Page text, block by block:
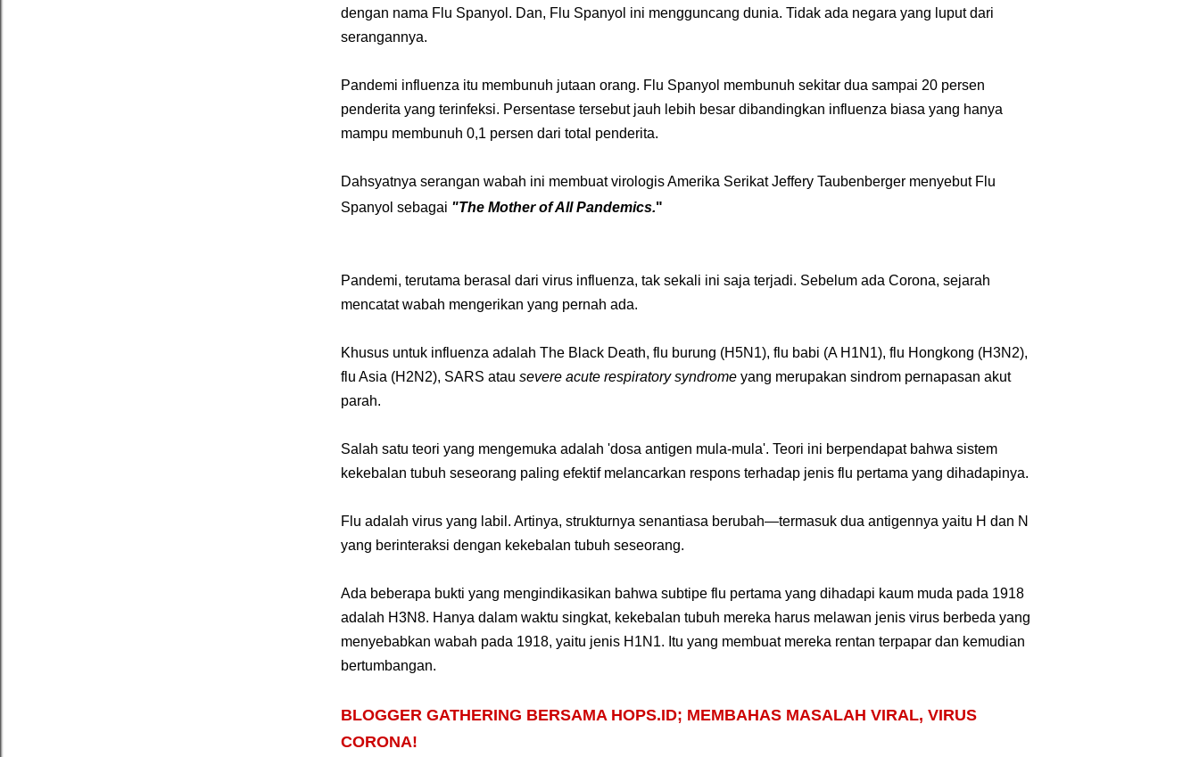
dengan nama Flu Spanyol. Dan, Flu Spanyol ini mengguncang dunia. Tidak ada negara yang luput dari
serangannya.
Pandemi influenza itu membunuh jutaan orang. Flu Spanyol membunuh sekitar dua sampai 20 persen
penderita yang terinfeksi. Persentase tersebut jauh lebih besar dibandingkan influenza biasa yang hanya
mampu membunuh 0,1 persen dari total penderita.
Dahsyatnya serangan wabah ini membuat virologis Amerika Serikat Jeffery Taubenberger menyebut Flu
Spanyol sebagai "The Mother of All Pandemics."
Pandemi, terutama berasal dari virus influenza, tak sekali ini saja terjadi. Sebelum ada Corona, sejarah
mencatat wabah mengerikan yang pernah ada.
Khusus untuk influenza adalah The Black Death, flu burung (H5N1), flu babi (A H1N1), flu Hongkong (H3N2),
flu Asia (H2N2), SARS atau severe acute respiratory syndromeyang merupakan sindrom pernapasan akut
parah.
Salah satu teori yang mengemuka adalah 'dosa antigen mula-mula'. Teori ini berpendapat bahwa sistem
kekebalan tubuh seseorang paling efektif melancarkan respons terhadap jenis flu pertama yang dihadapinya.
Flu adalah virus yang labil. Artinya, strukturnya senantiasa berubah—termasuk dua antigennya yaitu H dan N
yang berinteraksi dengan kekebalan tubuh seseorang.
Ada beberapa bukti yang mengindikasikan bahwa subtipe flu pertama yang dihadapi kaum muda pada 1918
adalah H3N8. Hanya dalam waktu singkat, kekebalan tubuh mereka harus melawan jenis virus berbeda yang
menyebabkan wabah pada 1918, yaitu jenis H1N1. Itu yang membuat mereka rentan terpapar dan kemudian
bertumbangan.
BLOGGER GATHERING BERSAMA HOPS.ID; MEMBAHAS MASALAH VIRAL, VIRUS
CORONA!